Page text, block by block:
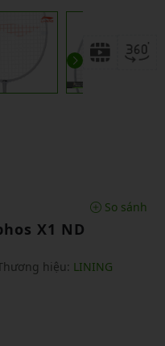
So sánh
X1 ND
hiệu: LINING